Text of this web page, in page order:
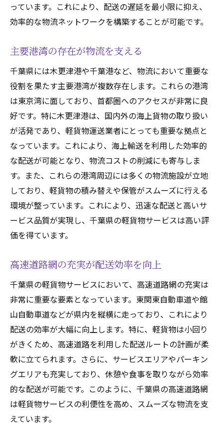
交通量の多いエリアでも迅速対応
緊急配送や夜間配送にも対応可能
物流の信頼性を高めるインフラ
密
狭い道路でも自由に動ける
駐車スペースの確保が容易
小回りの利く配送ルート
都市部の渋滞を回避する技術
ビジネス街への配送需要
効率的な集配サービス
都市部から農村部までカバーする千葉県の軽貨
物サービス
多様なエリアへの柔軟な対応
地域ごとの特性を活かしたサービス
都市と農村を繋ぐ重要な役割
地域密着型の配送ネットワーク
農産物の即時配送を可能にする千葉県の軽貨物
サービス
新鮮な食材を迅速に届ける
地産地消のサポート
生産者と消費者を繋ぐ役割
温度管理が可能な車両の使用
っています。これにより、配送の遅延を最小限に抑え、
効率的な物流ネットワークを構築することが可能です。
主要港湾の存在が物流を支える
千葉県には木更津港や千葉港など、物流において重要な
役割を果たす主要港湾が複数存在します。これらの港湾
は東京湾に面しており、首都圏へのアクセスが非常に良
好です。特に木更津港は、国内外の海上貨物の取り扱い
が活発であり、軽貨物運送業者にとっても重要な拠点と
なっています。これにより、海上輸送を利用した効率的
な配送が可能となり、物流コストの削減にも寄与しま
す。また、これらの港湾周辺には多くの物流施設が立地
しており、軽貨物の積み替えや保管がスムーズに行える
環境が整っています。これにより、迅速な配送と高いサ
ービス品質が実現し、千葉県の軽貨物サービスは高い評
価を得ています。
高速道路網の充実が配送効率を向上
千葉県の軽貨物サービスにおいて、高速道路網の充実は
非常に重要な要素となっています。東関東自動車道や館
山自動車道などが県内を縦横に走っており、これにより
配送の効率が大幅に向上します。特に、軽貨物は小回り
がきくため、高速道路を利用した配送ルートの計画が柔
軟に立てられます。さらに、サービスエリアやパーキン
グエリアも充実しており、休憩や食事を取りながら効率
的な配送が可能です。このように、千葉県の高速道路網
は軽貨物サービスの利便性を高め、スムーズな物流を支
えています。